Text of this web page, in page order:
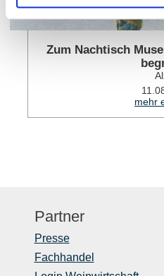
Zum Nachtisch
mehr
Partner
Presse
Fachhandel